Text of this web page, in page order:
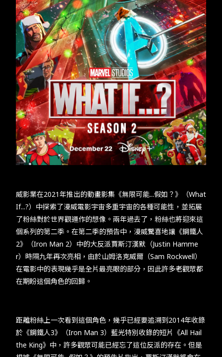
威影業在2021年推出的動畫影集《無限可能...假如？》（What
If...?）中探索了漫威電影宇宙多重宇宙的各種可能性，並拓展
了粉絲對於世界觀運作的想像。兩年過去了，粉絲也將迎來這
個系列的第二季。在第二季的預告中，漫威驚喜地讓《鋼鐵人
2》（Iron Man 2）中的大反派賈斯汀漢默（Justin Hamme
r）時隔九年再次亮相，由於山姆洛克威爾（Sam Rockwell）
在電影中的表現幾乎是全片最亮眼的部分，因此許多老觀眾都
在期盼這個角色的回歸。​
​​距離粉絲上一次看到這個角色，幾乎已經要追溯到2014年收錄
於《鋼鐵人3》（Iron Man 3）藍光特別收錄的短片《All Hail
the King》中，許多觀眾可能已經忘了這位反派的存在。但是